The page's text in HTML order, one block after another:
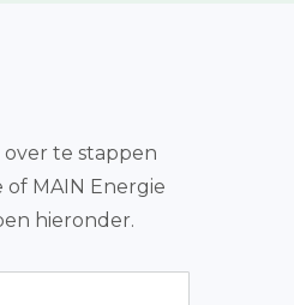
te stappen
MAIN Energie
hieronder.